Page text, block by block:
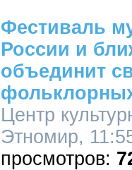
Фестиваль
России и
объединит
Центр
Этномир,